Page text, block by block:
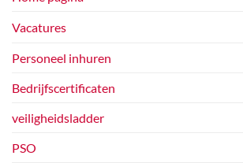
Vacatures
Personeel inhuren
Bedrijfscertificaten
veiligheidsladder
PSO